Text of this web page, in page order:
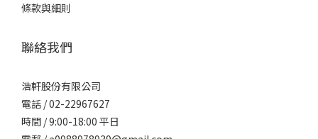
條款與細則
聯絡我們
浩軒股份有限公司
電話 / 02-22967627
時間 / 9:00-18:00 平日